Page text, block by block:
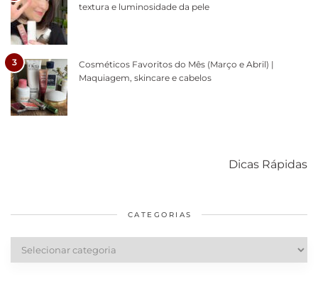
textura e luminosidade da pele
3
Cosméticos Favoritos do Mês (Março e Abril) |
Maquiagem, skincare e cabelos
Dicas Rápidas
diários
cabelos
CATEGORIAS